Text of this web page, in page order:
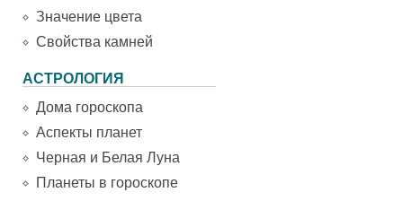
Значение цвета
Свойства камней
АСТРОЛОГИЯ
Дома гороскопа
Аспекты планет
Черная и Белая Луна
Планеты в гороскопе